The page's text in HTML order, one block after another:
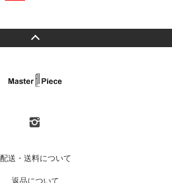
配送・送料について
返品について